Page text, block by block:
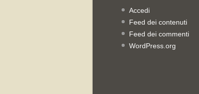
Accedi
Feed dei contenuti
Feed dei commenti
WordPress.org